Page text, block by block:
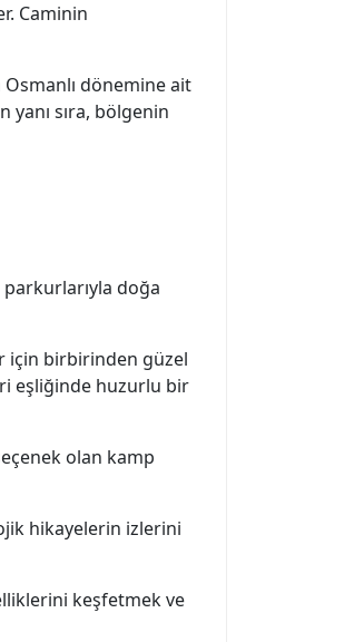
Caminin
dönemine ait
yanı sıra, bölgenin
parkurlarıyla doğa
için birbirinden güzel
eşliğinde huzurlu bir
olan kamp
hikayelerin izlerini
keşfetmek ve